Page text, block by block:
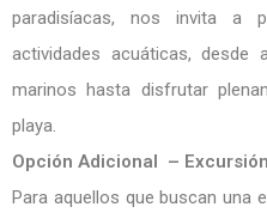
paradisíacas, nos invita a
actividades acuáticas, desde
marinos hasta disfrutar
playa.
Opción Adicional –
Para aquellos que buscan una